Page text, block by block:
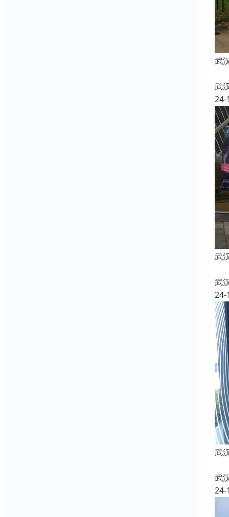
武
武
24-
武
武
24-
武
武
24-